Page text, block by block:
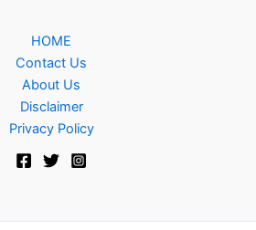
HOME
Contact Us
About Us
Disclaimer
Privacy Policy